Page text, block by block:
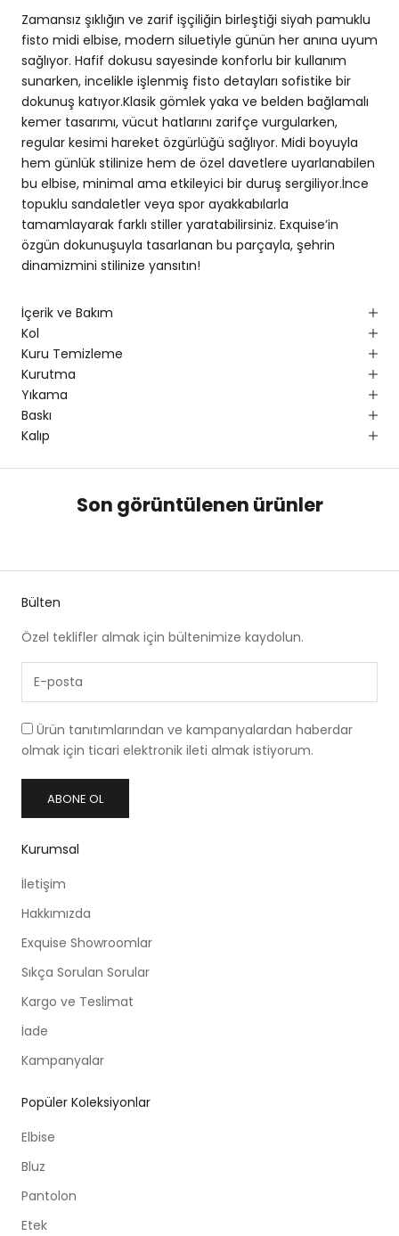
Zamansız şıklığın ve zarif işçiliğin birleştiği siyah pamuklu
fisto midi elbise, modern siluetiyle günün her anına uyum
sağlıyor. Hafif dokusu sayesinde konforlu bir kullanım
sunarken, incelikle işlenmiş fisto detayları sofistike bir
dokunuş katıyor.Klasik gömlek yaka ve belden bağlamalı
kemer tasarımı, vücut hatlarını zarifçe vurgularken,
regular kesimi hareket özgürlüğü sağlıyor. Midi boyuyla
hem günlük stilinize hem de özel davetlere uyarlanabilen
bu elbise, minimal ama etkileyici bir duruş sergiliyor.İnce
topuklu sandaletler veya spor ayakkabılarla
tamamlayarak farklı stiller yaratabilirsiniz. Exquise’in
özgün dokunuşuyla tasarlanan bu parçayla, şehrin
dinamizmini stilinize yansıtın!
İçerik ve Bakım
Kol
Kuru Temizleme
Kurutma
Yıkama
Baskı
Kalıp
Son görüntülenen ürünler
Bülten
Özel teklifler almak için bültenimize kaydolun.
Ürün tanıtımlarından ve kampanyalardan haberdar
olmak için ticari elektronik ileti almak istiyorum.
ABONE OL
Kurumsal
İletişim
Hakkımızda
Exquise Showroomlar
Sıkça Sorulan Sorular
Kargo ve Teslimat
İade
Kampanyalar
Popüler Koleksiyonlar
Elbise
Bluz
Pantolon
Etek